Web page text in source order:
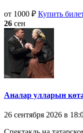
от 1000 ₽ Купить
26 сен
Аналар улларын
26 сентября 2026 в